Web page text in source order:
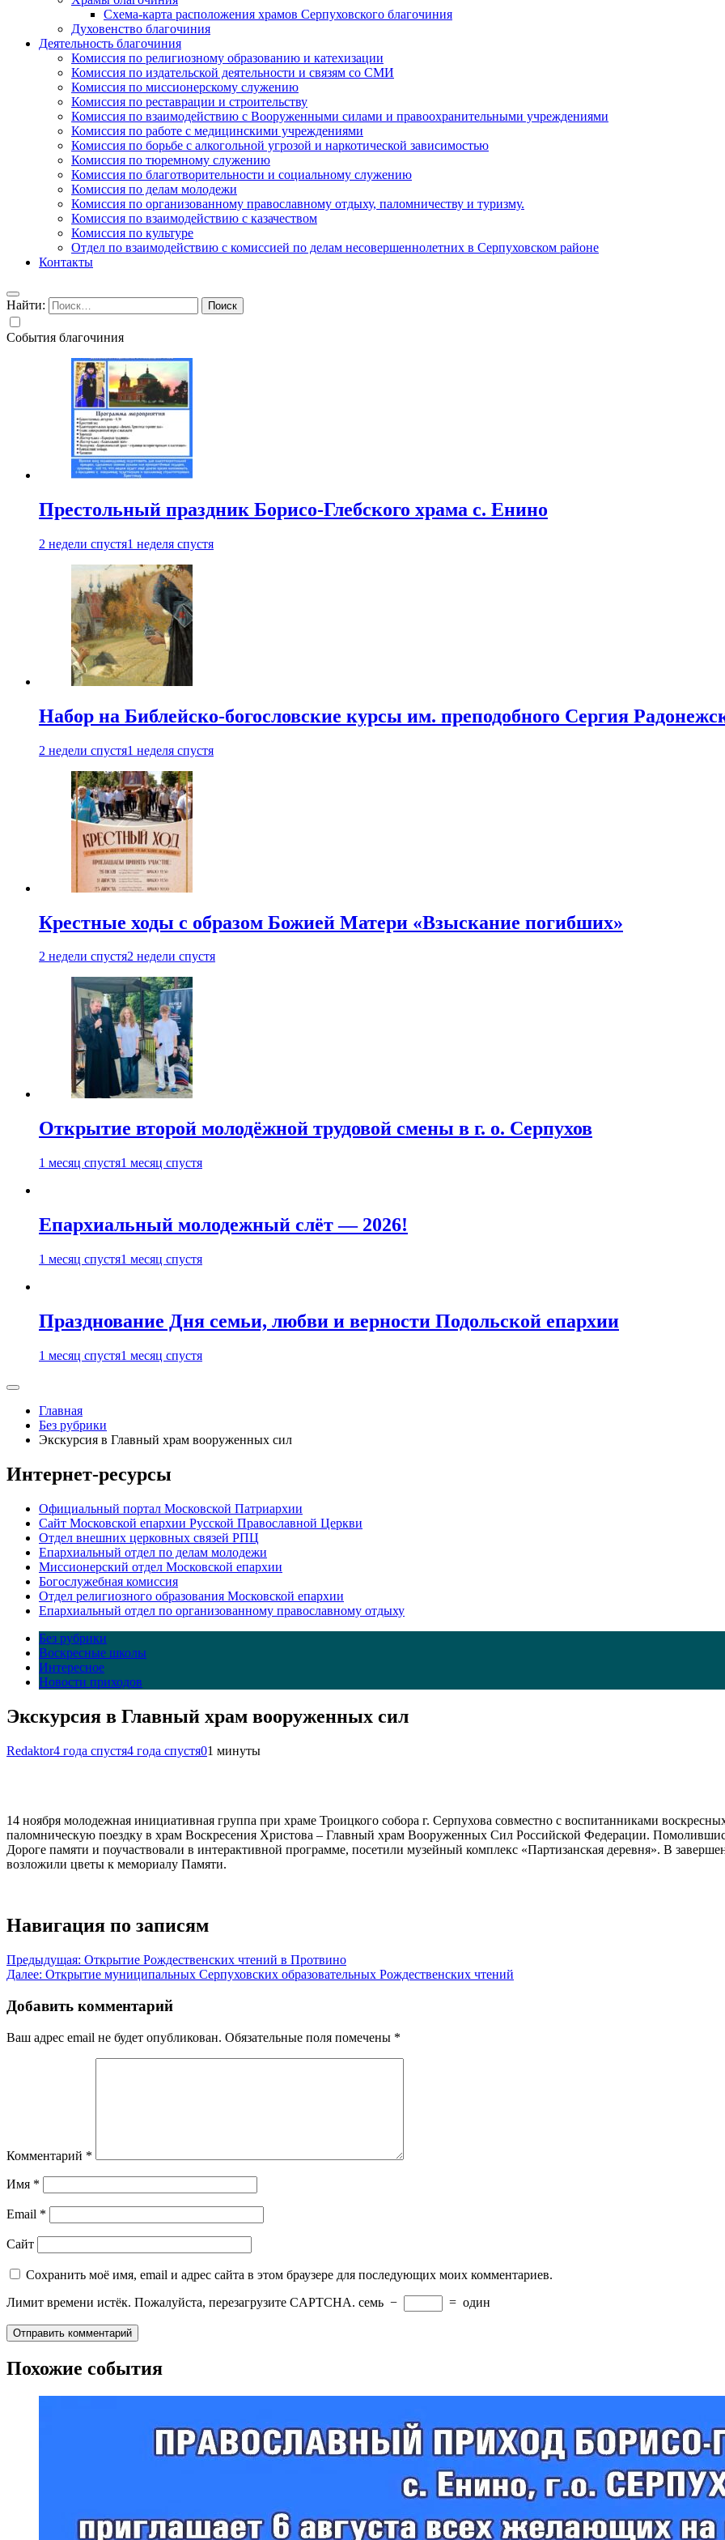
Схема-карта расположения храмов Серпуховского благочиния
Духовенство благочиния
Деятельность благочиния
Комиссия по религиозному образованию и катехизации
Комиссия по издательской деятельности и связям со СМИ
Комиссия по миссионерскому служению
Комиссия по реставрации и строительству
Комиссия по взаимодействию с Вооруженными силами и правоохранительными учреждениями
Комиссия по работе с медицинскими учреждениями
Комиссия по борьбе с алкогольной угрозой и наркотической зависимостью
Комиссия по тюремному служению
Комиссия по благотворительности и социальному служению
Комиссия по делам молодежи
Комиссия по организованному православному отдыху, паломничеству и туризму.
Комиссия по взаимодействию с казачеством
Комиссия по культуре
Отдел по взаимодействию с комиссией по делам несовершеннолетних в Серпуховском районе
Контакты
Найти:
События благочиния
Престольный праздник Борисо-Глебского храма с. Енино
2 недели спустя1 неделя спустя
Набор на Библейско-богословские курсы им. преподобного Сергия
2 недели спустя1 неделя спустя
Крестные ходы с образом Божией Матери «Взыскание погибших»
2 недели спустя2 недели спустя
Открытие второй молодёжной трудовой смены в г. о. Серпухов
1 месяц спустя1 месяц спустя
Епархиальный молодежный слёт — 2026!
1 месяц спустя1 месяц спустя
Празднование Дня семьи, любви и верности Подольской епархии
1 месяц спустя1 месяц спустя
Главная
Без рубрики
Экскурсия в Главный храм вооруженных сил
Интернет-ресурсы
Официальный портал Московской Патриархии
Сайт Московской епархии Русской Православной Церкви
Отдел внешних церковных связей РПЦ
Епархиальный отдел по делам молодежи
Миссионерский отдел Московской епархии
Богослужебная комиссия
Отдел религиозного образования Московской епархии
Епархиальный отдел по организованному православному отдыху
Без рубрики
Воскресные школы
Интересное
Новости приходов
Экскурсия в Главный храм вооруженных сил
Redaktor4 года спустя4 года спустя01 минуты
14 ноября молодежная инициативная группа при храме Троицкого собора г. Серпухова совместно с воспитанниками
паломническую поездку в храм Воскресения Христова – Главный храм Вооруженных Сил Российской Федерации.
Дороге памяти и поучаствовали в интерактивной программе, посетили музейный комплекс «Партизанская деревня». В
возложили цветы к мемориалу Памяти.
Навигация по записям
Предыдущая: Открытие Рождественских чтений в Протвино
Далее: Открытие муниципальных Серпуховских образовательных Рождественских​ чтений
Добавить комментарий
Ваш адрес email не будет опубликован. Обязательные поля помечены *
Комментарий *
Имя *
Email *
Сайт
Сохранить моё имя, email и адрес сайта в этом браузере для последующих моих комментариев.
Лимит времени истёк. Пожалуйста, перезагрузите CAPTCHA. семь − = один
Похожие события